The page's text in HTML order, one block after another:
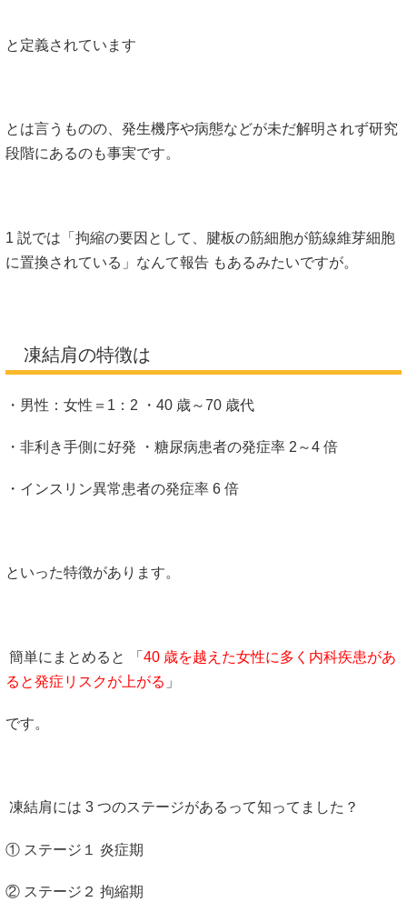
と定義されています
とは言うものの、発生機序や病態などが未だ解明されず研究
段階にあるのも事実です。
1 説では「拘縮の要因として、腱板の筋細胞が筋線維芽細胞
に置換されている」なんて報告 もあるみたいですが。
凍結肩の特徴は
・男性：女性＝1：2 ・40 歳～70 歳代
・非利き手側に好発 ・糖尿病患者の発症率 2～4 倍
・インスリン異常患者の発症率 6 倍
といった特徴があります。
簡単にまとめると 「 40 歳を越えた女性に多く内科疾患があ
ると発症リスクが上がる 」
です。
凍結肩には 3 つのステージがあるって知ってました？
① ステージ１ 炎症期
② ステージ２ 拘縮期